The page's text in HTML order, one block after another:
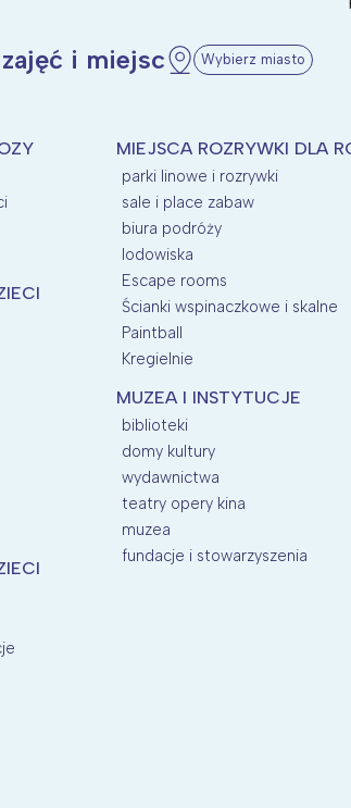
i miejsc Wybierz miasto
MIEJSCA ROZRYWKI DLA
parki linowe i rozrywki
sale i place zabaw
biura podróży
lodowiska
Escape rooms
Ścianki wspinaczkowe i skalne
Paintball
Kregielnie
MUZEA I INSTYTUCJE
biblioteki
domy kultury
wydawnictwa
teatry opery kina
muzea
fundacje i stowarzyszenia